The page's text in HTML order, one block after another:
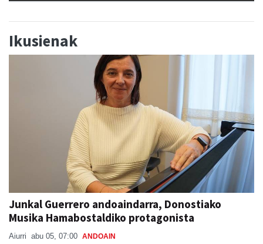
Ikusienak
Junkal Guerrero andoaindarra, Donostiako
Musika Hamabostaldiko protagonista
Aiurri abu 05, 07:00 ANDOAIN